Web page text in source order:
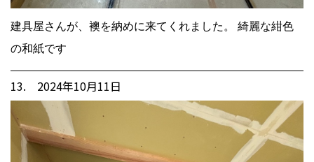
建具屋さんが、襖を納めに来てくれました。 綺麗な紺色
の和紙です
13. 2024年10月11日